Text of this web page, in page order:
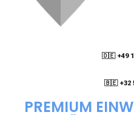
🇩🇪 +49 1
🇧🇪 +32
PREMIUM